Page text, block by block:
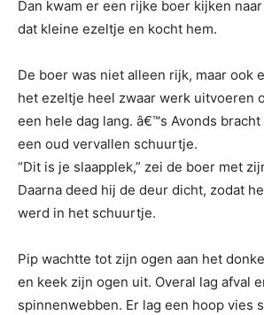
Dan kwam er een rijke boer kijken
dat kleine ezeltje en kocht hem.
De boer was niet alleen rijk, maar ook
het ezeltje heel zwaar werk uitvoeren
een hele dag lang. â€™s Avonds
een oud vervallen schuurtje.
“Dit is je slaapplek,” zei de boer met
Daarna deed hij de deur dicht, zodat
werd in het schuurtje.
Pip wachtte tot zijn ogen aan het
en keek zijn ogen uit. Overal lag afval
spinnenwebben. Er lag een hoop vies